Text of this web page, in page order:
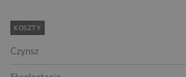
KOSZTY
Czynsz